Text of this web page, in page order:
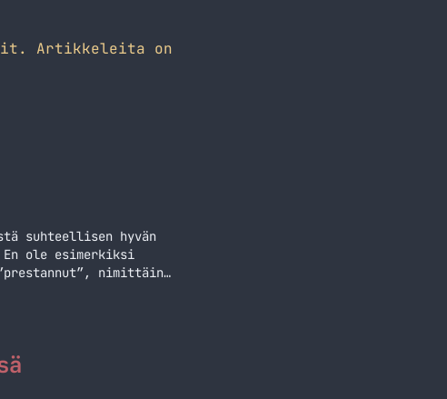
Artikkeleita on
suhteellisen hyvän
ole esimerkiksi
nimittäin
muuhun osa-